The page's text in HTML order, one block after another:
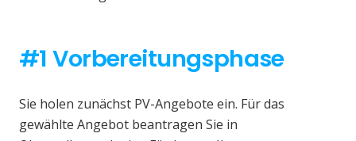
#1 Vorbereitungsphase
Sie holen zunächst PV-Angebote ein. Für das
gewählte Angebot beantragen Sie in